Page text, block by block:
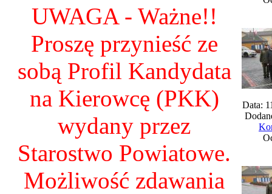
UWAGA - Ważne!!
Proszę przynieść ze
sobą Profil Kandydata
na Kierowcę (PKK)
wydany przez
Starostwo Powiatowe.
Możliwość zdawania
Data: